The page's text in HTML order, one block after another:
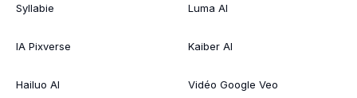
Syllabie
IA Pixverse
Hailuo AI
Luma AI
Kaiber AI
Vidéo Google Veo